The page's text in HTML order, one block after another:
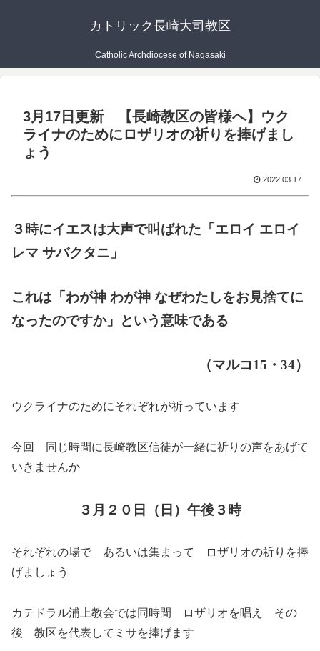
カトリック長崎大司教区
Catholic Archdiocese of Nagasaki
3月17日更新 【長崎教区の皆様へ】ウク
ライナのためにロザリオの祈りを捧げまし
ょう
2022.03.17
３時にイエスは大声で叫ばれた「エロイ エロイ
レマ サバクタニ」
これは「わが神 わが神 なぜわたしをお見捨てに
なったのですか」という意味である
（マルコ15・34）
ウクライナのためにそれぞれが祈っています
今回 同じ時間に長崎教区信徒が一緒に祈りの声をあげて
いきませんか
３月２０日（日）午後３時
それぞれの場で あるいは集まって ロザリオの祈りを捧
げましょう
カテドラル浦上教会では同時間 ロザリオを唱え その
後 教区を代表してミサを捧げます